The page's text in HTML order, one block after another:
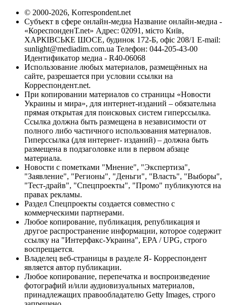
© 2000-2026, Korrespondent.net
Субъект в сфере онлайн-медиа Название онлайн-медиа -
«КореспонденТ.net» Адрес: 02091, місто Київ,
ХАРКІВСЬКЕ ШОСЕ, будинок 172-Б, офіс 208/1 E-mail:
sunlight@mediadim.com.ua Телефон: 044-205-43-00
Идентификатор медиа - R40-06068
Использование любых материалов, размещённых на
сайте, разрешается при условии ссылки на
Корреспондент.net.
При копировании материалов со страницы «Новости
Украины и мира», для интернет-изданий – обязательна
прямая открытая для поисковых систем гиперссылка.
Ссылка должна быть размещена в независимости от
полного либо частичного использования материалов.
Гиперссылка (для интернет- изданий) – должна быть
размещена в подзаголовке или в первом абзаце
материала.
Новости с пометками "Мнение", "Экспертиза",
"Заявление", "Регионы", "Деньги", "Власть", "Выборы",
"Тест-драйв", "Спецпроекты", "Промо" публикуются на
правах рекламы.
Раздел Спецпроекты создается совместно с
коммерческими партнерами.
Любое копирование, публикация, републикация и
другое распространение информации, которое содержит
ссылку на "Интерфакс-Украина", EPA / UPG, строго
воспрещается.
Владелец веб-страницы в разделе Я- Корреспондент
является автор публикации.
Любое копирование, перепечатка и воспроизведение
фотографий и/или аудиовизуальных материалов,
принадлежащих правообладателю Getty Images, строго